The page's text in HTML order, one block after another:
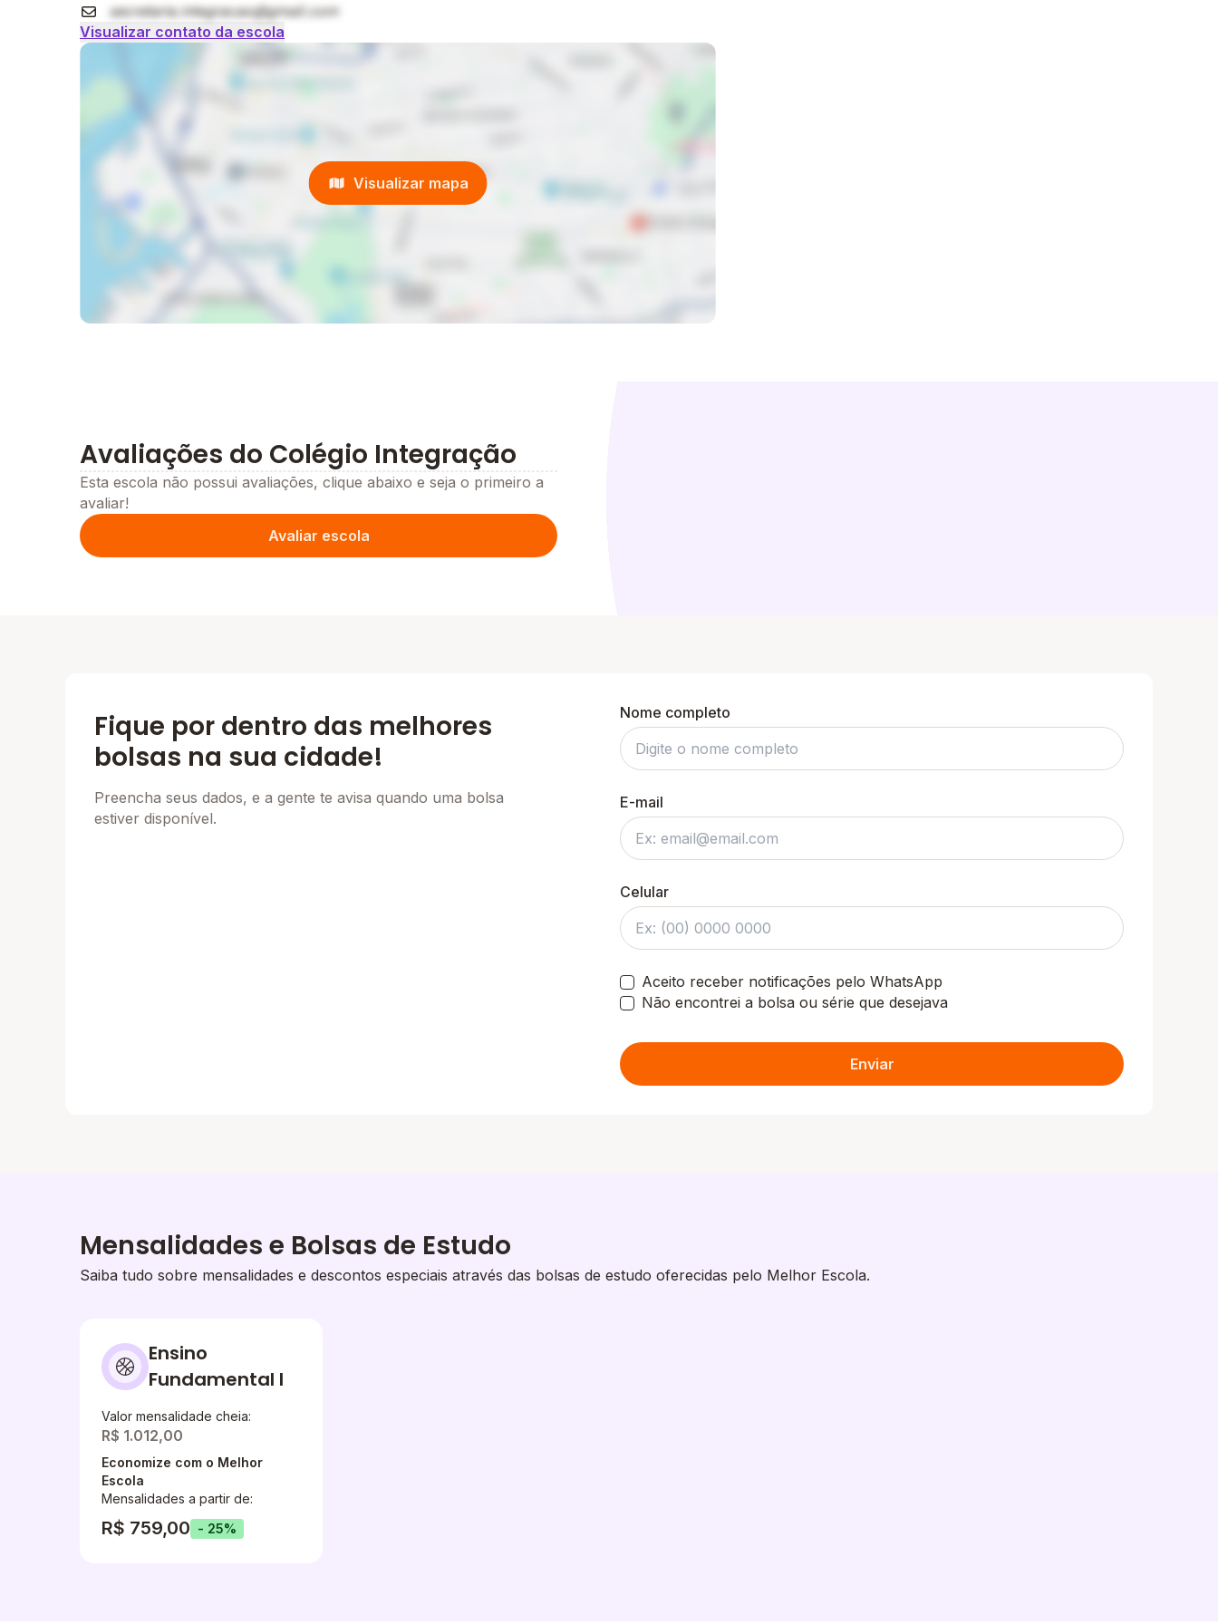
secretaria.integracao@gmail.com
Visualizar contato da escola
Visualizar mapa
Avaliações do Colégio Integração
Esta escola não possui avaliações, clique abaixo e seja o primeiro a
avaliar!
Avaliar escola
Fique por dentro das melhores
bolsas na sua cidade!
Preencha seus dados, e a gente te avisa quando uma bolsa
estiver disponível.
Nome completo
E-mail
Celular
Aceito receber notificações pelo WhatsApp
Não encontrei a bolsa ou série que desejava
Enviar
Mensalidades e Bolsas de Estudo
Saiba tudo sobre mensalidades e descontos especiais através das bolsas de estudo oferecidas pelo Melhor Escola.
Ensino
Fundamental I
Valor mensalidade cheia:
R$ 1.012,00
Economize com o Melhor
Escola
Mensalidades a partir de:
R$ 759,00 - 25%